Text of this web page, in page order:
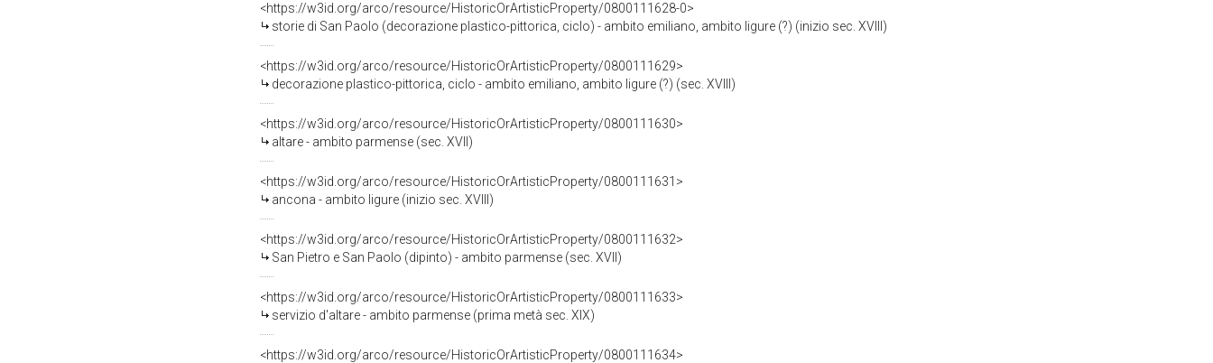
<https://w3id.org/arco/resource/HistoricOrArtisticProperty/0800111628-0>
storie di San Paolo (decorazione plastico-pittorica, ciclo) - ambito emiliano, ambito ligure (?) (inizio sec. XVIII)
<https://w3id.org/arco/resource/HistoricOrArtisticProperty/0800111629>
decorazione plastico-pittorica, ciclo - ambito emiliano, ambito ligure (?) (sec. XVIII)
<https://w3id.org/arco/resource/HistoricOrArtisticProperty/0800111630>
altare - ambito parmense (sec. XVII)
<https://w3id.org/arco/resource/HistoricOrArtisticProperty/0800111631>
ancona - ambito ligure (inizio sec. XVIII)
<https://w3id.org/arco/resource/HistoricOrArtisticProperty/0800111632>
San Pietro e San Paolo (dipinto) - ambito parmense (sec. XVII)
<https://w3id.org/arco/resource/HistoricOrArtisticProperty/0800111633>
servizio d'altare - ambito parmense (prima metà sec. XIX)
<https://w3id.org/arco/resource/HistoricOrArtisticProperty/0800111634>